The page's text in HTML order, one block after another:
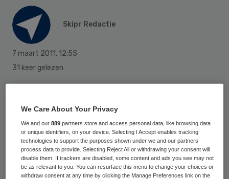
Skipr Redactie
7 maart 2011, 12:55
31 keer gelezen
borstoperaties uitvoert, mag dat van de
Duitse Hoge Raad blijven doen.
Vaardigheden
We Care About Your Privacy
We and our889 partners store and access personal data, like browsing data
or unique identifiers, on your device. Selecting I Accept enables tracking
technologies to support the purposes shown under we and our partners
process data to provide. Selecting Reject All or withdrawing your consent will
disable them. If trackers are disabled, some content and ads you see may not
be as relevant to you. You can resurface this menu to change your choices or
withdraw consent at any time by clicking the Manage Preferences link on the